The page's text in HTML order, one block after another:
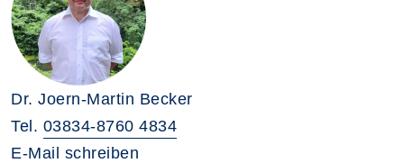
Dr. Joern-Martin Becker
Tel. 03834-8760 4834
E-Mail schreiben